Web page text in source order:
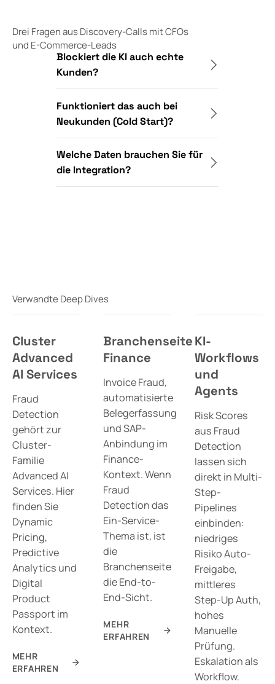
Drei Fragen aus Discovery-Calls mit CFOs
und E-Commerce-Leads
Blockiert die KI auch echte
Kunden?
Funktioniert das auch bei
Neukunden (Cold Start)?
Welche Daten brauchen Sie für
die Integration?
Verwandte Deep Dives
Cluster
Advanced
AI Services
Fraud
Detection
gehört zur
Cluster-
Familie
Advanced AI
Services. Hier
finden Sie
Dynamic
Pricing,
Predictive
Analytics und
Digital
Product
Passport im
Kontext.
MEHR
ERFAHREN
Branchenseite
Finance
Invoice Fraud,
automatisierte
Belegerfassung
und SAP-
Anbindung im
Finance-
Kontext. Wenn
Fraud
Detection das
Ein-Service-
Thema ist, ist
die
Branchenseite
die End-to-
End-Sicht.
MEHR
ERFAHREN
KI-
Workflows
und
Agents
Risk Scores
aus Fraud
Detection
lassen sich
direkt in Multi-
Step-
Pipelines
einbinden:
niedriges
Risiko Auto-
Freigabe,
mittleres
Step-Up Auth,
hohes
Manuelle
Prüfung.
Eskalation als
Workflow.